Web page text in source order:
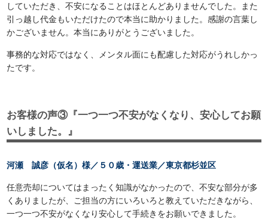
していただき、不安になることはほとんどありませんでした。また
引っ越し代金もいただけたので本当に助かりました。感謝の言葉し
かございません。本当にありがとうございました。
事務的な対応ではなく、メンタル面にも配慮した対応がうれしかっ
たです。
お客様の声③『一つ一つ不安がなくなり、安心してお願
いしました。』
河瀬 誠彦（仮名）様／５０歳・運送業／東京都杉並区
任意売却についてはまったく知識がなかったので、不安な部分が多
くありましたが、ご担当の方にいろいろと教えていただきながら、
一つ一つ不安がなくなり安心して手続きをお願いできました。